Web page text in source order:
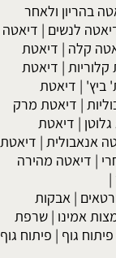
ולאחר
|דיאטה
| דיאטת
|דיאטת
דיאטת
דיאטת מרק
דיאטת
|דיאטת
מהירה
|אבקות
|שרפת
|פיתוח גוף